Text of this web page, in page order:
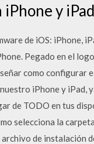
y
de iOS: iPhone,
Pegado en el
como configurar
iPhone y iPad,
de TODO en tus
selecciona la
de instalación